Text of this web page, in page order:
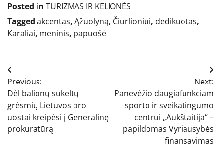
Posted in TURIZMAS IR KELIONĖS
Tagged akcentas, Ąžuolyną, Čiurlioniui, dedikuotas,
Karaliai, meninis, papuošė
Navigacija
tarp
įrašų
Previous:
Dėl balionų sukeltų
grėsmių Lietuvos oro
uostai kreipėsi į Generalinę
prokuratūrą
Next:
Panevėžio daugiafunkciam
sporto ir sveikatingumo
centrui „Aukštaitija“ –
papildomas Vyriausybės
finansavimas